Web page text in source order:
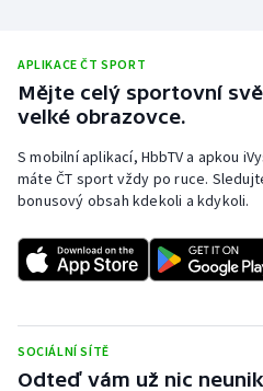
APLIKACE ČT SPORT
Mějte celý sportovní
velké obrazovce.
S mobilní aplikací, HbbTV a apkou
máte ČT sport vždy po ruce.
bonusový obsah kdekoli a kdykoli.
SOCIÁLNÍ SÍTĚ
Odteď vám už nic